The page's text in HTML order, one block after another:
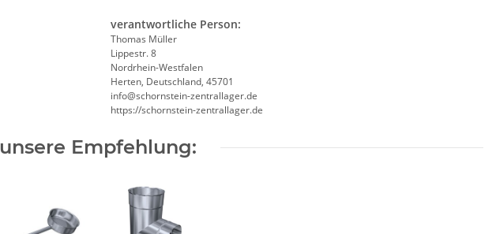
verantwortliche Person:
Thomas Müller
Lippestr. 8
Nordrhein-Westfalen
Herten, Deutschland, 45701
info@schornstein-zentrallager.de
https://schornstein-zentrallager.de
unsere Empfehlung: